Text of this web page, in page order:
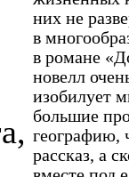
них не
в
в романе
новелл
изобилует
большие
географию,
рассказ, а